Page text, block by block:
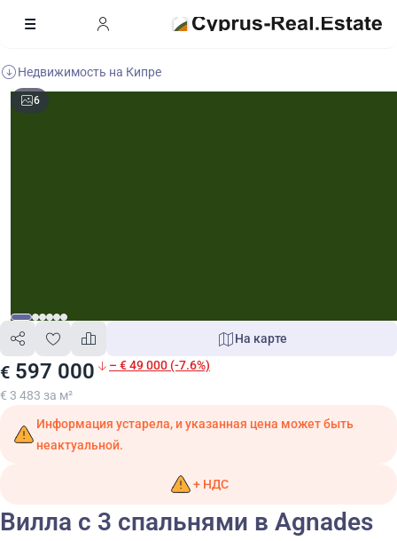
Недвижимость на Кипре
6
€ 597 000 – € 49 000 (-7.6%)
€ 3 483 за м²
На карте
Информация устарела, и указанная цена может быть
неактуальной.
+ НДС
Вилла с 3 спальнями в Agnades